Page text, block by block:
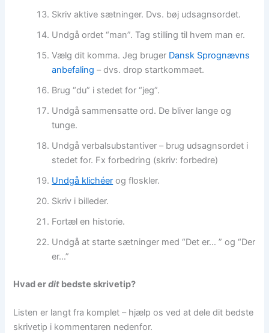
Skriv aktive sætninger. Dvs. bøj udsagnsordet.
Undgå ordet “man”. Tag stilling til hvem man er.
Vælg dit komma. Jeg bruger Dansk Sprognævns
anbefaling – dvs. drop startkommaet.
Brug “du” i stedet for “jeg”.
Undgå sammensatte ord. De bliver lange og
tunge.
Undgå verbalsubstantiver – brug udsagnsordet i
stedet for. Fx forbedring (skriv: forbedre)
Undgå klichéer og floskler.
Skriv i billeder.
Fortæl en historie.
Undgå at starte sætninger med “Det er… ” og “Der
er…”
Hvad erdit bedste skrivetip?
Listen er langt fra komplet – hjælp os ved at dele dit bedste
skrivetip i kommentaren nedenfor.